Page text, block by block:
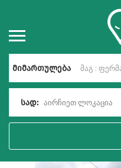
მიმართულება
სად: აირჩიეთ ლოკაცია